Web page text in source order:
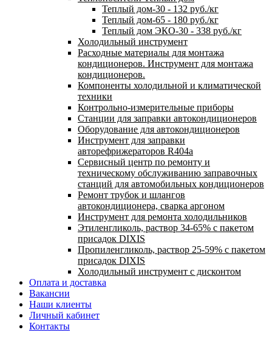
Теплый дом-30 - 132 руб./кг
Теплый дом-65 - 180 руб./кг
Теплый дом ЭКО-30 - 338 руб./кг
Холодильный инструмент
Расходные материалы для монтажа
кондиционеров. Инструмент для монтажа
кондиционеров.
Компоненты холодильной и климатической
техники
Контрольно-измерительные приборы
Станции для заправки автокондиционеров
Оборудование для автокондиционеров
Инструмент для заправки
авторефрижераторов R404a
Сервисный центр по ремонту и
техническому обслуживанию заправочных
станций для автомобильных кондиционеров
Ремонт трубок и шлангов
автокондиционера, сварка аргоном
Инструмент для ремонта холодильников
Этиленгликоль, раствор 34-65% с пакетом
присадок DIXIS
Пропиленгликоль, раствор 25-59% с пакетом
присадок DIXIS
Холодильный инструмент с дисконтом
Оплата и доставка
Вакансии
Наши клиенты
Личный кабинет
Контакты